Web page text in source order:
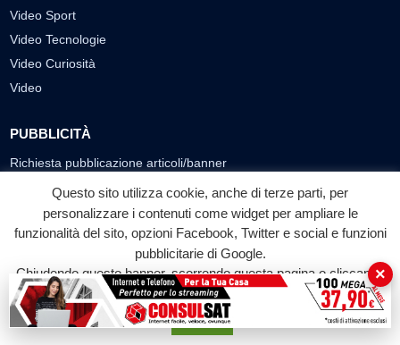
Video Sport
Video Tecnologie
Video Curiosità
Video
PUBBLICITÀ
Richiesta pubblicazione articoli/banner
SEGUICI SUI SOCIAL
f
Facebook
◎ ▶
YouTube
© 2026 LABTV - Tutti i diritti riservati
Questo sito utilizza cookie, anche di terze parti, per
personalizzare i contenuti come widget per ampliare le
funzionalità del sito, opzioni Facebook, Twitter e social e funzioni
pubblicitarie di Google.
Chiudendo questo banner, scorrendo questa pagina o cliccando
su qualunque suo elemento acconsenti all'uso dei cookie.
Accetta
×